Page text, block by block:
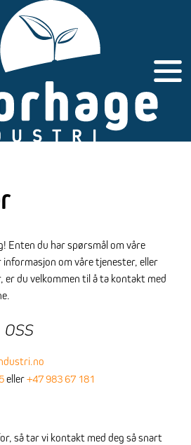
Enten du har spørsmål om våre
om våre tjenester, eller
er du velkommen til å ta kontakt med
eller+47 983 67 181
så tar vi kontakt med deg så snart